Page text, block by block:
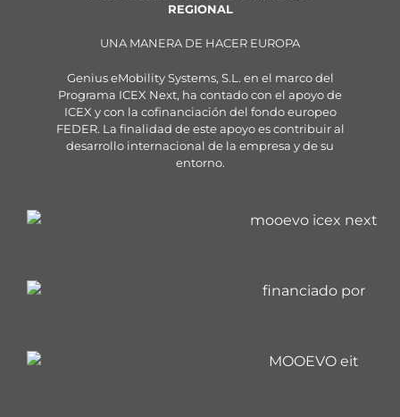
REGIONAL
UNA MANERA DE HACER EUROPA
Genius eMobility Systems, S.L. en el marco del
Programa ICEX Next, ha contado con el apoyo de
ICEX y con la cofinanciación del fondo europeo
FEDER. La finalidad de este apoyo es contribuir al
desarrollo internacional de la empresa y de su
entorno.